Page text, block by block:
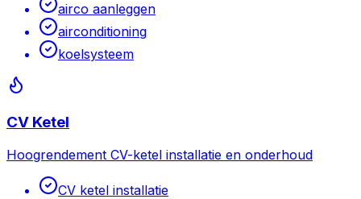
airco aanleggen
airconditioning
koelsysteem
CV Ketel
Hoogrendement CV-ketel installatie en onderhoud
CV ketel installatie